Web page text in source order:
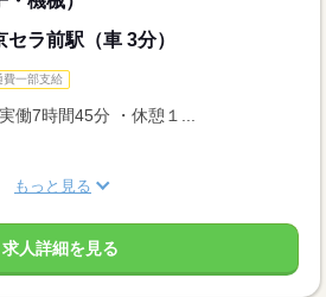
ラ前駅（車 3分）
費一部支給
働7時間45分 ・休憩１...
もっと見る
求人詳細を見る